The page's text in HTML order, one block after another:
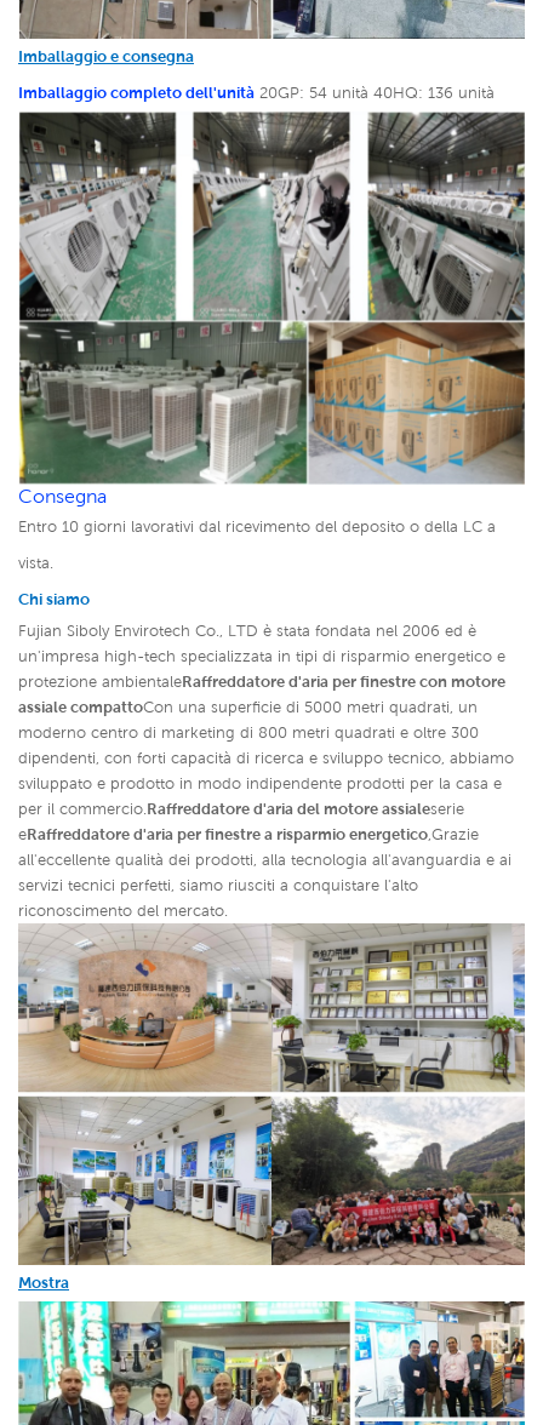
Imballaggio e consegna
Imballaggio completo dell'unità 20GP: 54 unità 40HQ: 136 unità
Consegna
Entro 10 giorni lavorativi dal ricevimento del deposito o della LC a
vista.
Chi siamo
Fujian Siboly Envirotech Co., LTD è stata fondata nel 2006 ed è
un'impresa high-tech specializzata in tipi di risparmio energetico e
protezione ambientaleRaffreddatore d'aria per finestre con motore
assiale compattoCon una superficie di 5000 metri quadrati, un
moderno centro di marketing di 800 metri quadrati e oltre 300
dipendenti, con forti capacità di ricerca e sviluppo tecnico, abbiamo
sviluppato e prodotto in modo indipendente prodotti per la casa e
per il commercio. Raffreddatore d'aria del motore assialeserie
eRaffreddatore d'aria per finestre a risparmio energetico Grazie
all'eccellente qualità dei prodotti, alla tecnologia all'avanguardia e ai
servizi tecnici perfetti, siamo riusciti a conquistare l'alto
riconoscimento del mercato.
Mostra